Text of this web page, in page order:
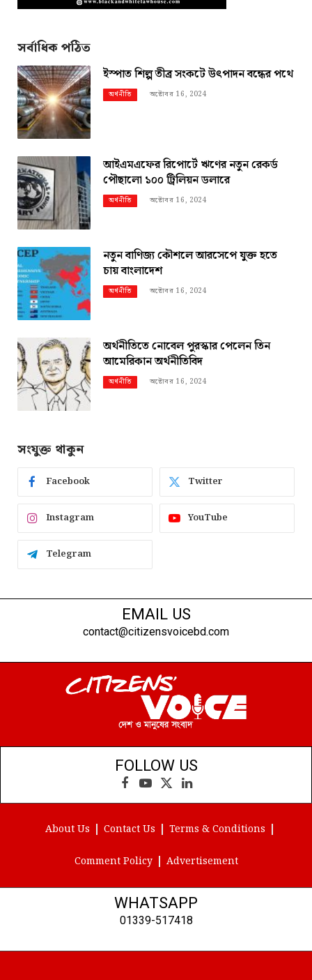
সর্বাধিক পঠিত
ইস্পাত শিল্প তীব্র সংকটে উৎপাদন বন্ধের পথে
অর্থনীতি অক্টোবর 16, 2024
আইএমএফের রিপোর্টে ঋণের নতুন রেকর্ড
পৌছালো ১০০ ট্রিলিয়ন ডলারে
অর্থনীতি অক্টোবর 16, 2024
নতুন বাণিজ্য কৌশলে আরসেপে যুক্ত হতে
চায় বাংলাদেশ
অর্থনীতি অক্টোবর 16, 2024
অর্থনীতিতে নোবেল পুরস্কার পেলেন তিন
আমেরিকান অর্থনীতিবিদ
অর্থনীতি অক্টোবর 16, 2024
সংযুক্ত থাকুন
Facebook Twitter
Instagram YouTube
Telegram
EMAIL US
contact@citizensvoicebd.com
FOLLOW US
Facebook
YouTube
X
(Twitter)
LinkedIn
About Us Contact Us Terms & Conditions
Comment Policy Advertisement
WHATSAPP
01339-517418